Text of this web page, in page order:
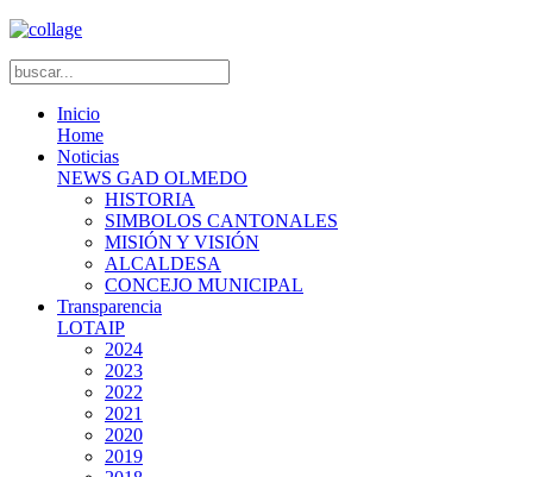
Inicio
Home
Noticias
NEWS GAD OLMEDO
HISTORIA
SIMBOLOS CANTONALES
MISIÓN Y VISIÓN
ALCALDESA
CONCEJO MUNICIPAL
Transparencia
LOTAIP
2024
2023
2022
2021
2020
2019